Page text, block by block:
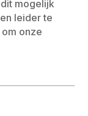
mogelijk
leider te
onze